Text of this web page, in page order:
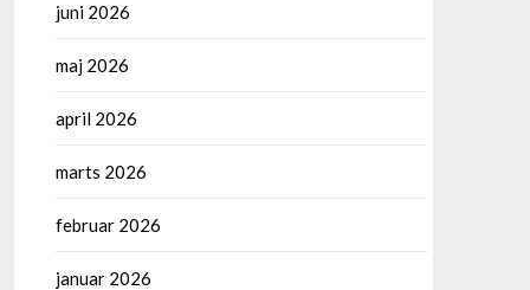
juni 2026
maj 2026
april 2026
marts 2026
februar 2026
januar 2026